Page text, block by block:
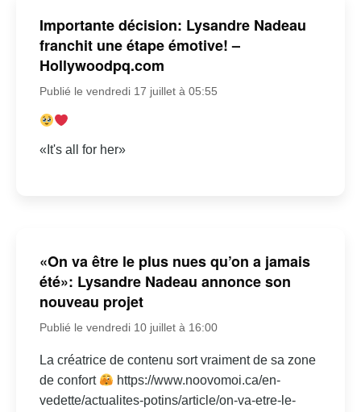
Importante décision: Lysandre Nadeau
franchit une étape émotive! –
Hollywoodpq.com
Publié le vendredi 17 juillet à 05:55
«It's all for her»
«On va être le plus nues qu’on a jamais
été»: Lysandre Nadeau annonce son
nouveau projet
Publié le vendredi 10 juillet à 16:00
La créatrice de contenu sort vraiment de sa zone
de confort
https://www.noovomoi.ca/en-
vedette/actualites-potins/article/on-va-etre-le-